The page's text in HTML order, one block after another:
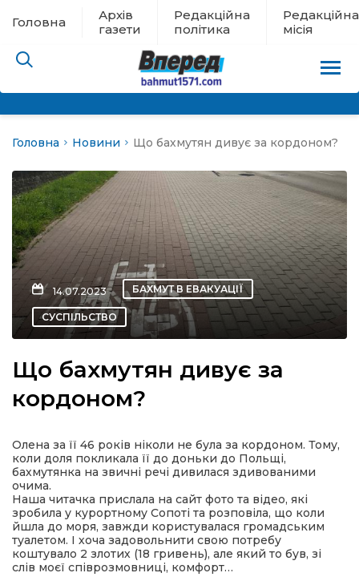
Головна
Архів
газети
Редакційна
політика
Редакційна
місія
евакуації
новини
політика
місія
Головна Новини Що бахмутян дивує за кордоном?
14.07.2023 БАХМУТ В ЕВАКУАЦІЇ
СУСПІЛЬСТВО
Що бахмутян дивує за
кордоном?
Олена за її 46 років ніколи не була за кордоном. Тому,
коли доля покликала її до доньки до Польщі,
бахмутянка на звичні речі дивилася здивованими
очима.
Наша читачка прислала на сайт фото та відео, які
зробила у курортному Сопоті та розповіла, що коли
йшла до моря, завжди користувалася громадським
туалетом. І хоча задовольнити свою потребу
коштувало 2 злотих (18 гривень), але який то був, зі
слів моєї співрозмовниці, комфорт…